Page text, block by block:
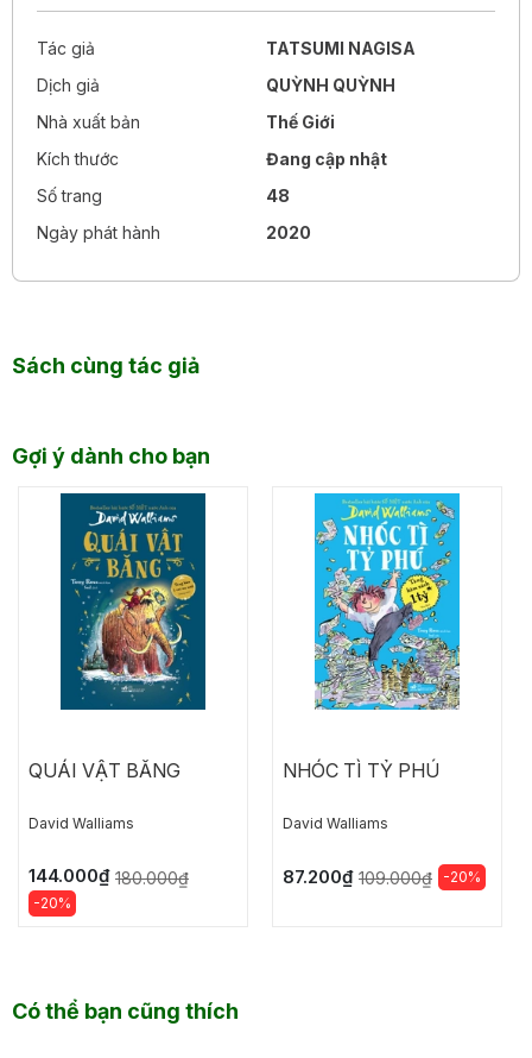
Tác giả
TATSUMI NAGISA
Dịch giả
QUỲNH QUỲNH
Nhà xuất bản
Thế Giới
Kích thước
Đang cập nhật
Số trang
48
Ngày phát hành
2020
Sách cùng tác giả
Gợi ý dành cho bạn
QUÁI VẬT BĂNG
David Walliams
144.000₫ 180.000₫
-20%
NHÓC TÌ TỶ PHÚ
David Walliams
87.200₫ 109.000₫ -20%
Có thể bạn cũng thích